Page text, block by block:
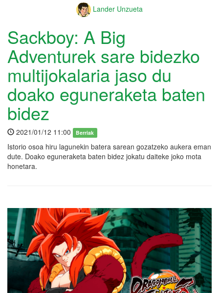
Lander Unzueta
Sackboy: A Big
Adventurek sare bidezko
multijokalaria jaso du
doako eguneraketa baten
bidez
2021/01/12 11:00 Berriak
Istorio osoa hiru lagunekin batera sarean gozatzeko aukera eman
dute. Doako eguneraketa baten bidez jokatu daiteke joko mota
honetara.